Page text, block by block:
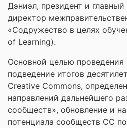
Дэниэл, президент и
директор
«Содружество в целях
of Learning).
Основной целью
подведение итогов
Creative Commons,
направлений дальнейшего
сообществ», обновление и
потенциала сообществ СС